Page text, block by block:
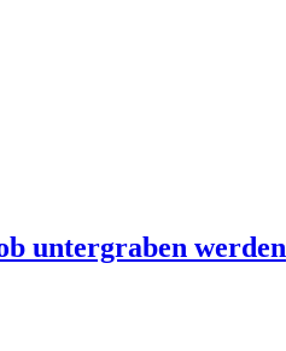
untergraben werden